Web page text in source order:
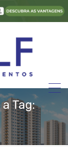
Tag: